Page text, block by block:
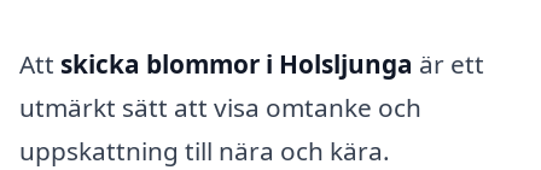
Att skicka blommor i Holsljunga är ett
utmärkt sätt att visa omtanke och
uppskattning till nära och kära.